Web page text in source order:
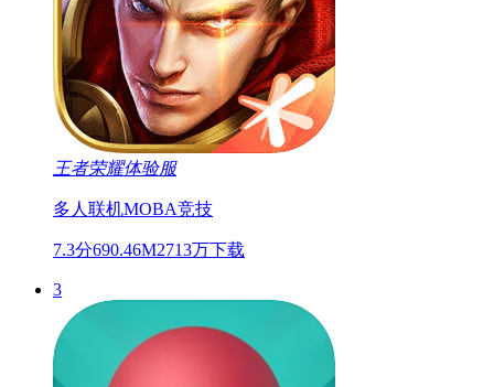
王者荣耀体验服
多人联机MOBA竞技
7.3分690.46M2713万下载
3